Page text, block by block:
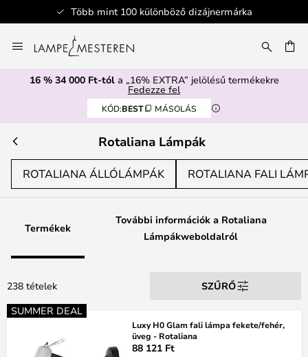
Több mint 100 különböző dizájnermárka
a
tartalomhoz
16 % 34 000 Ft-tóla „16% EXTRA” jelölésű termékekre
Fedezze fel
KÓD:BEST MÁSOLÁS
Rotaliana Lámpák
ROTALIANA ÁLLÓLÁMPÁK ROTALIANA FALI
Termékek
További információk a Rotaliana
Lámpákweboldalról
238 tételek
SZŰRŐ
SUMMER DEAL
Luxy H0 Glam fali lámpa fekete/fehér,
üveg - Rotaliana
88 121 Ft